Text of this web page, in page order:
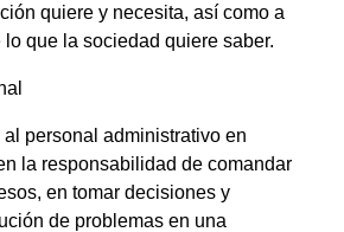
quiere y necesita, así como a
que la sociedad quiere saber.
personal administrativo en
la responsabilidad de comandar
en tomar decisiones y
de problemas en una